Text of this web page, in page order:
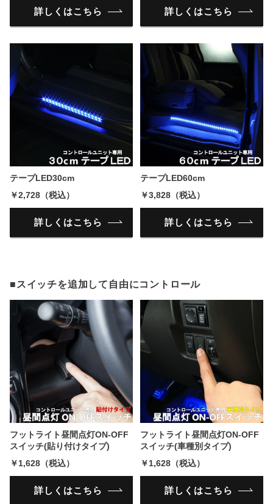
詳しくはこちら 詳しくはこちら
テープLED30cm
￥2,728（税込）
詳しくはこちら
テープLED60cm
￥3,828（税込）
詳しくはこちら
■スイッチを追加して自由にコントロール
フットライト昼間点灯ON-OFF
スイッチ(貼り付けタイプ)
￥1,628（税込）
詳しくはこちら
フットライト昼間点灯ON-OFF
スイッチ(車種別タイプ)
￥1,628（税込）
詳しくはこちら